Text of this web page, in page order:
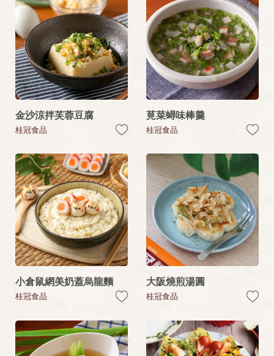
金沙涼拌芙蓉豆腐
桂冠食品
莧菜蟳味棒羹
桂冠食品
小倉鼠網美奶蓋烏龍麵
桂冠食品
大阪燒煎湯圓
桂冠食品